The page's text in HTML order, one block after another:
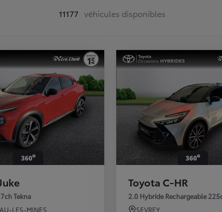
11177 véhicules disponibles
Tekna
LES-MINES
Toyota C-HR
2.0 Hybride Rechargeable
SEVREY